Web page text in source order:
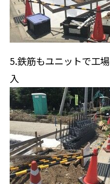
5.鉄筋もユニットで工
入